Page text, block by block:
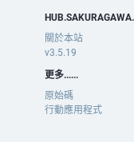
關於本站
v3.5.19
更多......
原始碼
行動應用程式